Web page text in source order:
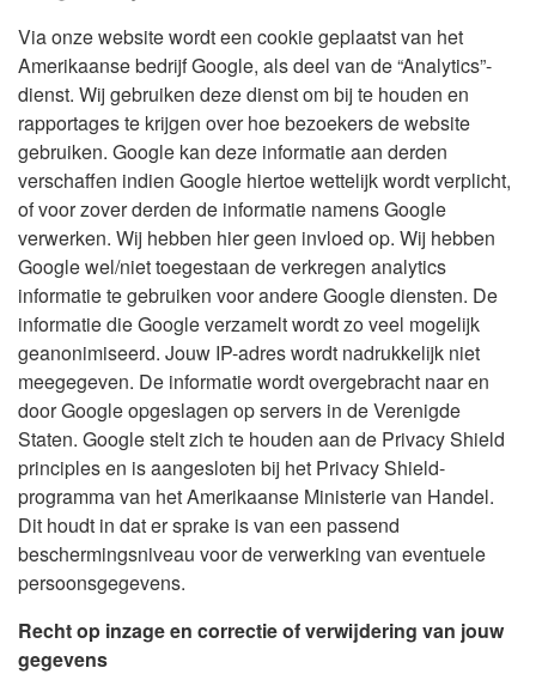
Via onze website wordt een cookie geplaatst van het
Amerikaanse bedrijf Google, als deel van de “Analytics”-
dienst. Wij gebruiken deze dienst om bij te houden en
rapportages te krijgen over hoe bezoekers de website
gebruiken. Google kan deze informatie aan derden
verschaffen indien Google hiertoe wettelijk wordt verplicht,
of voor zover derden de informatie namens Google
verwerken. Wij hebben hier geen invloed op. Wij hebben
Google wel/niet toegestaan de verkregen analytics
informatie te gebruiken voor andere Google diensten. De
informatie die Google verzamelt wordt zo veel mogelijk
geanonimiseerd. Jouw IP-adres wordt nadrukkelijk niet
meegegeven. De informatie wordt overgebracht naar en
door Google opgeslagen op servers in de Verenigde
Staten. Google stelt zich te houden aan de Privacy Shield
principles en is aangesloten bij het Privacy Shield-
programma van het Amerikaanse Ministerie van Handel.
Dit houdt in dat er sprake is van een passend
beschermingsniveau voor de verwerking van eventuele
persoonsgegevens.
Recht op inzage en correctie of verwijdering van jouw
gegevens